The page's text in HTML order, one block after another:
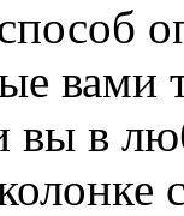
вами
вы в